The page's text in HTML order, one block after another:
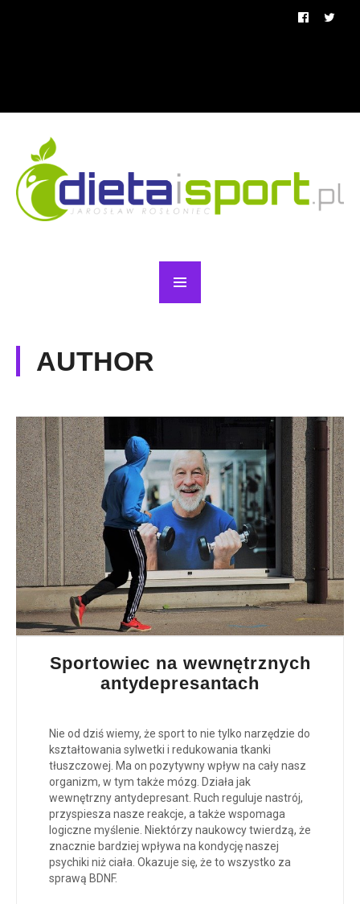
AUTHOR
Sportowiec na wewnętrznych
antydepresantach
Nie od dziś wiemy, że sport to nie tylko narzędzie do
kształtowania sylwetki i redukowania tkanki
tłuszczowej. Ma on pozytywny wpływ na cały nasz
organizm, w tym także mózg. Działa jak
wewnętrzny antydepresant. Ruch reguluje nastrój,
przyspiesza nasze reakcje, a także wspomaga
logiczne myślenie. Niektórzy naukowcy twierdzą, że
znacznie bardziej wpływa na kondycję naszej
psychiki niż ciała. Okazuje się, że to wszystko za
sprawą BDNF.